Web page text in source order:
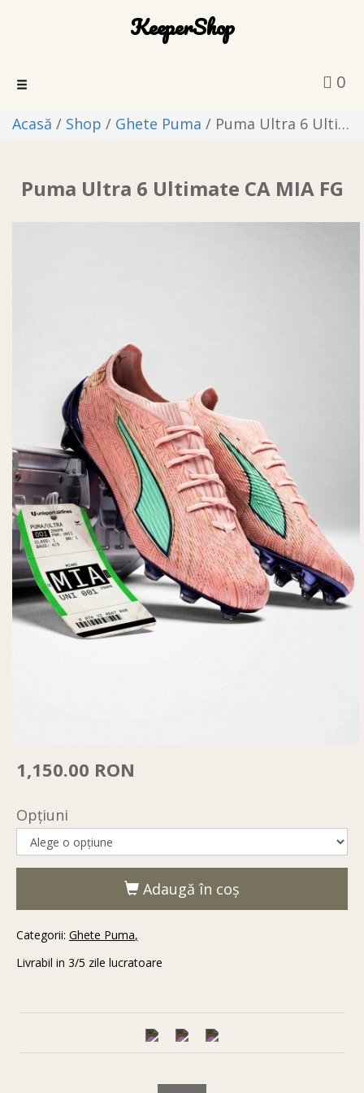
KeeperShop
Toggle
0
Acasă / Shop / Ghete Puma / Puma Ultra 6 Ultimate CA MIA FG
Puma Ultra 6 Ultimate CA MIA FG
1,150.00 RON
Opţiuni
Adaugă în coş
Categorii: Ghete Puma
Livrabil in 3/5 zile lucratoare